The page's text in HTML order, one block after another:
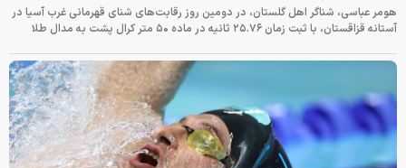
هومر عباسی، شناگر اهل گلستان، در دومین روز رقابت‌های شنای قهرمانی غرب آسیا در
آستانه قزاقستان، با ثبت زمان ۲۵.۷۶ ثانیه در ماده ۵۰ متر کرال پشت به مدال طلا